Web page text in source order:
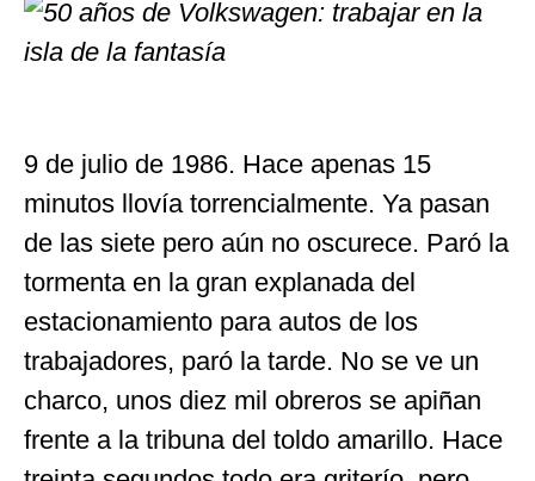
9 de julio de 1986. Hace apenas 15
minutos llovía torrencialmente. Ya pasan
de las siete pero aún no oscurece. Paró la
tormenta en la gran explanada del
estacionamiento para autos de los
trabajadores, paró la tarde. No se ve un
charco, unos diez mil obreros se apiñan
frente a la tribuna del toldo amarillo. Hace